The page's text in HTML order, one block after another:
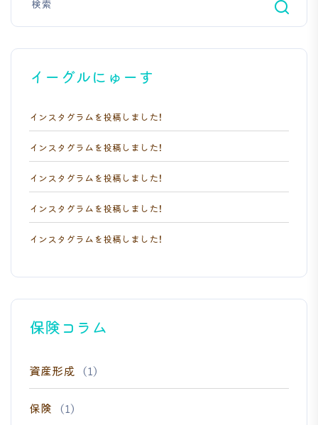
イーグルにゅーす
インスタグラムを投稿しました！
インスタグラムを投稿しました！
インスタグラムを投稿しました！
インスタグラムを投稿しました！
インスタグラムを投稿しました！
保険コラム
資産形成 (1)
保険 (1)